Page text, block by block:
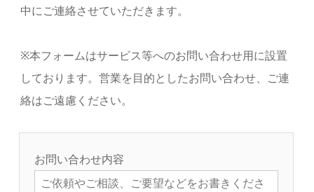
中にご連絡させていただきます。
※本フォームはサービス等へのお問い合わせ用に設置
しております。営業を目的としたお問い合わせ、ご連
絡はご遠慮ください。
お問い合わせ内容